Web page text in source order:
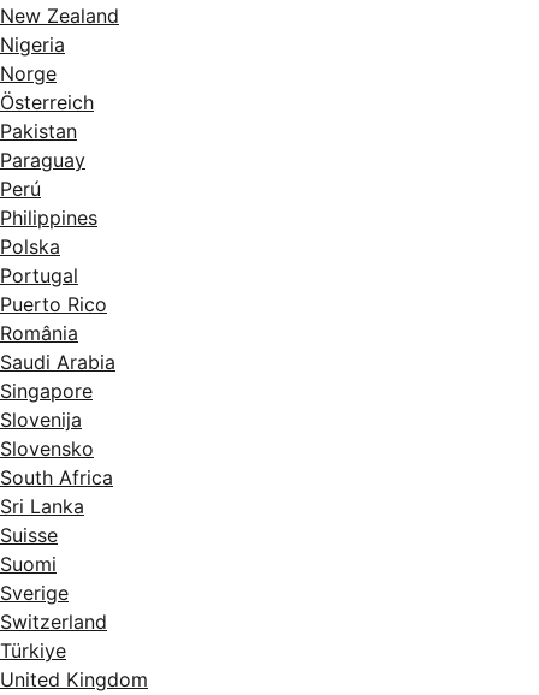
New Zealand
Nigeria
Norge
Österreich
Pakistan
Paraguay
Perú
Philippines
Polska
Portugal
Puerto Rico
România
Saudi Arabia
Singapore
Slovenija
Slovensko
South Africa
Sri Lanka
Suisse
Suomi
Sverige
Switzerland
Türkiye
United Kingdom